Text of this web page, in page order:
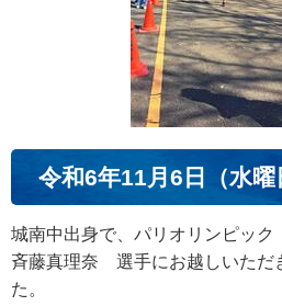
令和6年11月6日（水曜
城南中出身で、パリオリンピッ
斉藤真理奈 選手にお越しいただ
た。